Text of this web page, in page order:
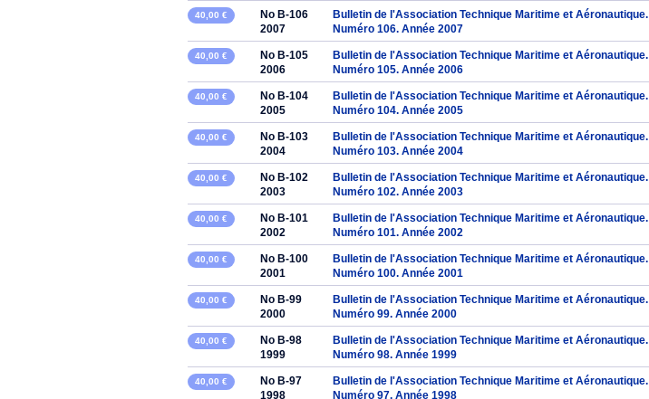
40,00 €
No B-106
2007
Bulletin de l'Association Technique Maritime et Aéronautique.
Numéro 106. Année 2007
40,00 €
No B-105
2006
Bulletin de l'Association Technique Maritime et Aéronautique.
Numéro 105. Année 2006
40,00 €
No B-104
2005
Bulletin de l'Association Technique Maritime et Aéronautique.
Numéro 104. Année 2005
40,00 €
No B-103
2004
Bulletin de l'Association Technique Maritime et Aéronautique.
Numéro 103. Année 2004
40,00 €
No B-102
2003
Bulletin de l'Association Technique Maritime et Aéronautique.
Numéro 102. Année 2003
40,00 €
No B-101
2002
Bulletin de l'Association Technique Maritime et Aéronautique.
Numéro 101. Année 2002
40,00 €
No B-100
2001
Bulletin de l'Association Technique Maritime et Aéronautique.
Numéro 100. Année 2001
40,00 €
No B-99
2000
Bulletin de l'Association Technique Maritime et Aéronautique.
Numéro 99. Année 2000
40,00 €
No B-98
1999
Bulletin de l'Association Technique Maritime et Aéronautique.
Numéro 98. Année 1999
40,00 €
No B-97
1998
Bulletin de l'Association Technique Maritime et Aéronautique.
Numéro 97. Année 1998